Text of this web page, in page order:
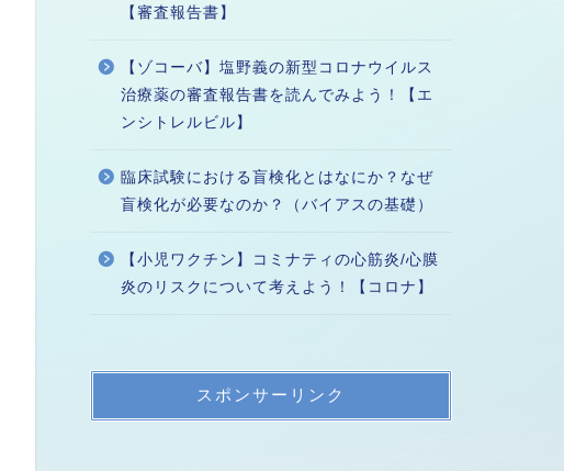
【審査報告書】
【ゾコーバ】塩野義の新型コロナウイルス
治療薬の審査報告書を読んでみよう！【エ
ンシトレルビル】
臨床試験における盲検化とはなにか？なぜ
盲検化が必要なのか？（バイアスの基礎）
【小児ワクチン】コミナティの心筋炎/心膜
炎のリスクについて考えよう！【コロナ】
スポンサーリンク